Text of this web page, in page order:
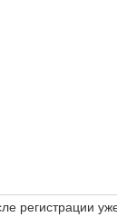
регистрации